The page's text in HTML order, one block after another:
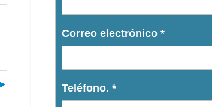
Correo electrónico *
Teléfono. *